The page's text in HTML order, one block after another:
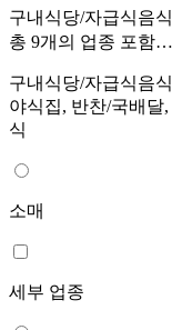
구내식당/자급식음
총 9개의 업종 포함…
구내식당/자급식음
야식집, 반찬/국배달
식
소매
세부 업종